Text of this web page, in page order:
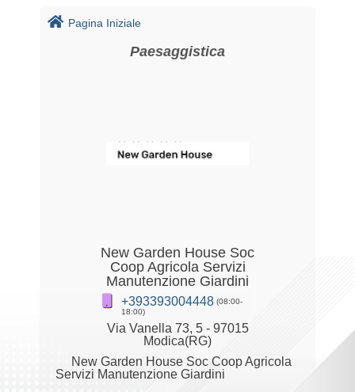
Pagina Iniziale
Paesaggistica
New Garden House Soc
Coop Agricola Servizi
Manutenzione Giardini
+393393004448 (08:00-
18:00)
Via Vanella 73, 5 - 97015
Modica(RG)
New Garden House Soc Coop Agricola
Servizi Manutenzione Giardini